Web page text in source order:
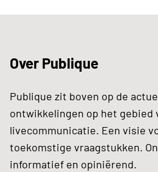
Over Publique
Publique zit boven op de
ontwikkelingen op het gebied
livecommunicatie. Een visie
toekomstige vraagstukken.
informatief en opiniërend.